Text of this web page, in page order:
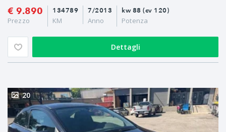
€ 9.890
Prezzo
7/2013
Anno
134789
KM
kw 88 (cv 120)
Potenza
Dettagli
20